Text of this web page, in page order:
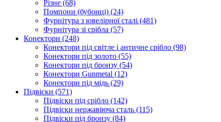
Різне (68)
Помпони (бубонці) (24)
Фурнітура з ювелірної сталі (481)
Фурнітура зі срібла (57)
Конектори (248)
Конектори під світле і античне срібло (98)
Конектори під золото (55)
Конектори під бронзу (54)
Конектори Gunmetal (12)
Конектори під мідь (29)
Підвіски (571)
Підвіски під срібло (142)
Підвіски нержавіюча сталь (115)
Підвіски під бронзу (84)